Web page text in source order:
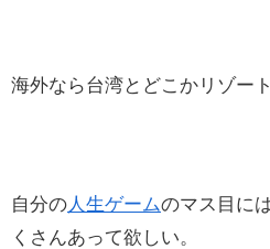
海外なら台湾とどこかリゾー
自分の人生ゲームのマス目に
くさんあって欲しい。